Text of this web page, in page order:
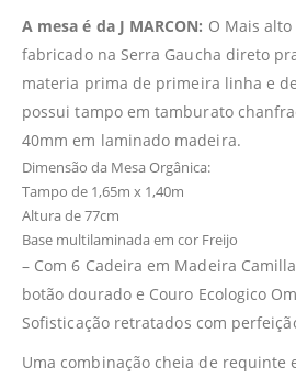
A mesa é da J MARCON: O Mais
fabricado na Serra Gaucha direto
materia prima de primeira linha e
possui tampo em tamburato
40mm em laminado madeira.
Dimensão da Mesa Orgânica:
Tampo de 1,65m x 1,40m
Altura de 77cm
Base multilaminada em cor Freijo
– Com 6 Cadeira em Madeira
botão dourado e Couro Ecologico
Sofisticação retratados com
Uma combinação cheia de requinte